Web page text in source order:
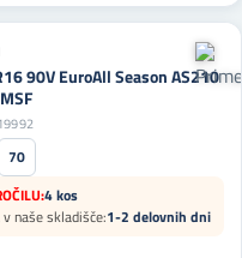
90V EuroAll Season AS210
70
4 kos
v naše skladišče:1-2 delovnih dni